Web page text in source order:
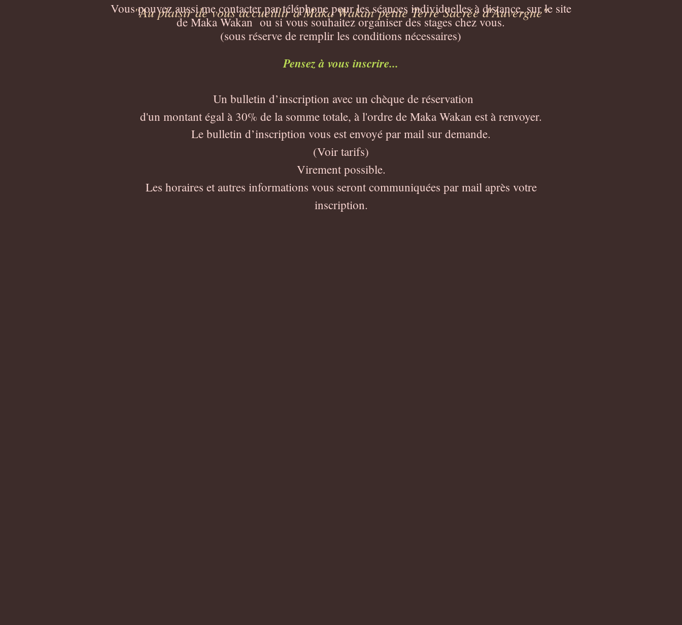
"Au plaisir de vous accueillir à Maka Wakanpetite Terre Sacrée d'Auvergne"
Vous pouvez aussi me contacter par téléphone pour les séances individuelles à distance, sur le site
de Maka Wakan ou si vous souhaitez organiser des stages chez vous.
(sous réserve de remplir les conditions nécessaires)
Pensez à vous inscrire...
Un bulletin d’inscription avec un chèque de réservation
d'un montant égal à 30% de la somme totale, à l'ordre de Maka Wakan est à renvoyer.
Le bulletin d’inscription vous est envoyé par mail sur demande.
(Voir tarifs)
Virement possible.
Les horaires et autres informations vous seront communiquées par mail après votre
inscription.